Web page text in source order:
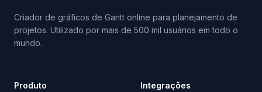
Criador de gráficos de Gantt online para planejamento de
projetos. Utilizado por mais de 500 mil usuários em todo o
mundo.
Produto Integrações